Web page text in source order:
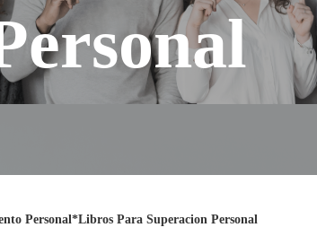
Personal*Libros Para Superacion Personal